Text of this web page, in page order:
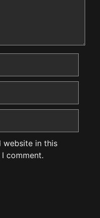
website in this
comment.